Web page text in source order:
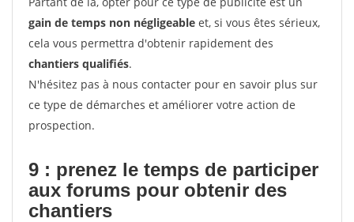
gain de temps non négligeable et, si vous êtes sérieux,
cela vous permettra d'obtenir rapidement des
chantiers qualifiés.
N'hésitez pas à nous contacter pour en savoir plus sur
ce type de démarches et améliorer votre action de
prospection.
9 : prenez le temps de participer
aux forums pour obtenir des
chantiers